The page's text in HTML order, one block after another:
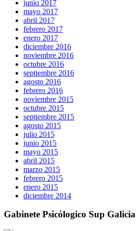
junio 2017
mayo 2017
abril 2017
febrero 2017
enero 2017
diciembre 2016
noviembre 2016
octubre 2016
septiembre 2016
agosto 2016
febrero 2016
noviembre 2015
octubre 2015
septiembre 2015
agosto 2015
julio 2015
junio 2015
mayo 2015
abril 2015
marzo 2015
febrero 2015
enero 2015
diciembre 2014
Gabinete Psicólogico Sup Galicia